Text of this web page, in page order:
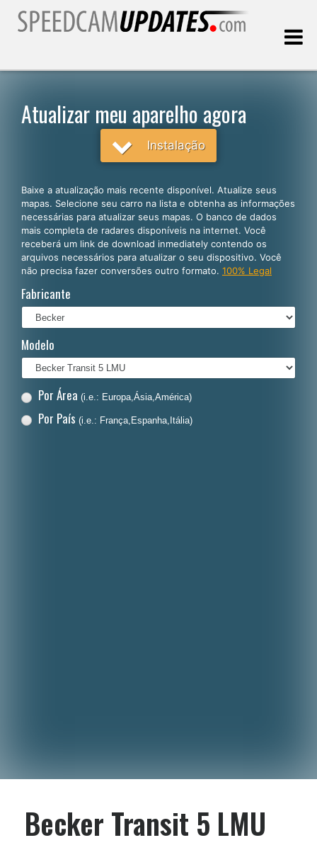
Português
English
Español
Français
Polski
Nederlands
Dansk
Atualizar meu aparelho agora
Instalação
Baixe a atualização mais recente disponível. Atualize seus
mapas. Selecione seu carro na lista e obtenha as informações
necessárias para atualizar seus mapas. O banco de dados
mais completa de radares disponíveis na internet. Você
receberá um link de download inmediately contendo os
arquivos necessários para atualizar o seu dispositivo. Você
não precisa fazer conversões outro formato. 100% Legal
Fabricante
Modelo
Por Área (i.e.: Europa,Ásia,América)
Por País (i.e.: França,Espanha,Itália)
Becker Transit 5 LMU